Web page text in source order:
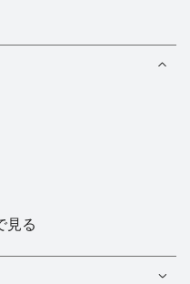
見る